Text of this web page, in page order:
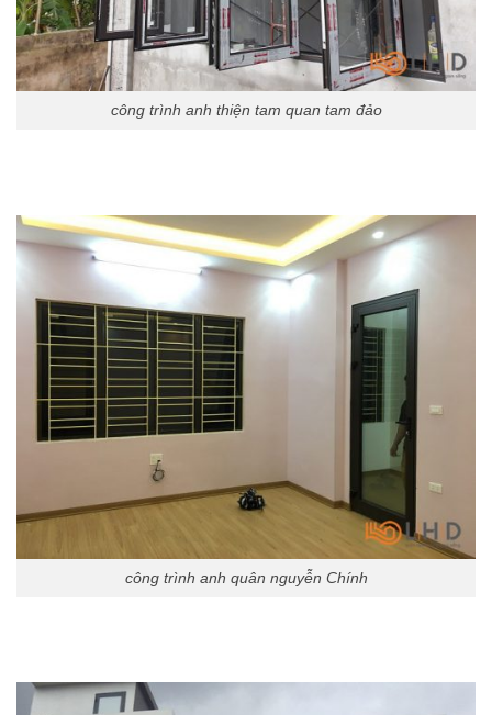
công trình anh thiện tam quan tam đảo
công trình anh quân nguyễn Chính